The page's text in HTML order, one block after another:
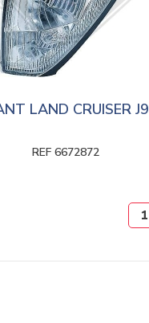
LAND CRUISER J9
REF 6672872